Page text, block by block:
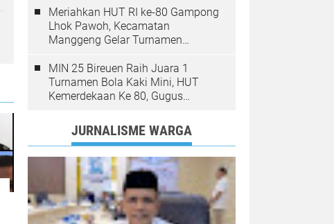
Meriahkan HUT RI ke-80 Gampong
Lhok Pawoh, Kecamatan
Manggeng Gelar Turnamen
MIN 25 Bireuen Raih Juara 1
Turnamen Bola Kaki Mini, HUT
Kemerdekaan Ke 80, Gugus
JURNALISME WARGA